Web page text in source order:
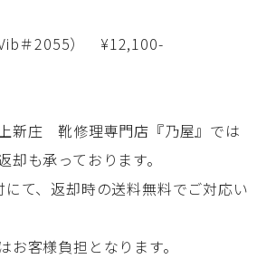
＃2055） ¥12,100-
新庄 靴修理専門店『乃屋』では
却も承っております。
て、返却時の送料無料でご対応い
客様負担となります。